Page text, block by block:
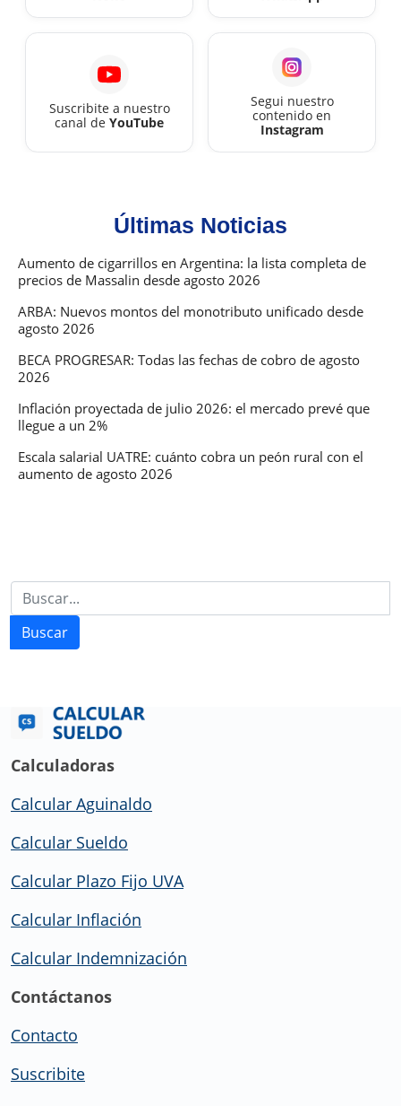
Suscribite a nuestro
canal de YouTube
Segui nuestro
contenido en
Instagram
Últimas Noticias
Aumento de cigarrillos en Argentina: la lista completa de
precios de Massalin desde agosto 2026
ARBA: Nuevos montos del monotributo unificado desde
agosto 2026
BECA PROGRESAR: Todas las fechas de cobro de agosto
2026
Inflación proyectada de julio 2026: el mercado prevé que
llegue a un 2%
Escala salarial UATRE: cuánto cobra un peón rural con el
aumento de agosto 2026
Buscar
Calculadoras
Calcular Aguinaldo
Calcular Sueldo
Calcular Plazo Fijo UVA
Calcular Inflación
Calcular Indemnización
Contáctanos
Contacto
Suscribite